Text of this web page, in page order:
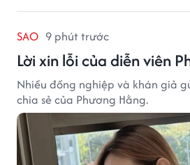
SAO 9 phút trước
Lời xin lỗi của diễn viên
Nhiều đồng nghiệp và khán giả
chia sẻ của Phương Hằng.